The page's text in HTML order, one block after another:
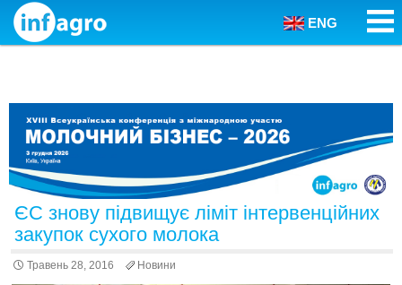
Skip to content
ENG
ЄС знову підвищує ліміт інтервенційних
закупок сухого молока
Травень 28, 2016 Новини